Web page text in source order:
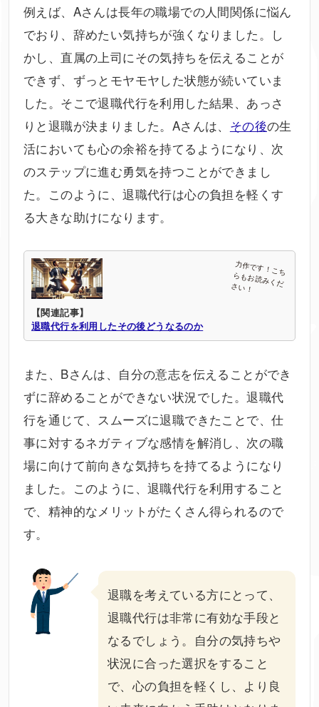
例えば、Aさんは長年の職場での人間関係に悩ん
でおり、辞めたい気持ちが強くなりました。し
かし、直属の上司にその気持ちを伝えることが
できず、ずっとモヤモヤした状態が続いていま
した。そこで退職代行を利用した結果、あっさ
りと退職が決まりました。Aさんは、 その後の生
活においても心の余裕を持てるようになり、次
のステップに進む勇気を持つことができまし
た。このように、退職代行は心の負担を軽くす
る大きな助けになります。
【関連記事】
退職代行を利用したその後どうなるのか
また、Bさんは、自分の意志を伝えることができ
ずに辞めることができない状況でした。退職代
行を通じて、スムーズに退職できたことで、仕
事に対するネガティブな感情を解消し、次の職
場に向けて前向きな気持ちを持てるようになり
ました。このように、退職代行を利用すること
で、精神的なメリットがたくさん得られるので
す。
退職を考えている方にとって、
退職代行は非常に有効な手段と
なるでしょう。自分の気持ちや
状況に合った選択をすること
で、心の負担を軽くし、より良